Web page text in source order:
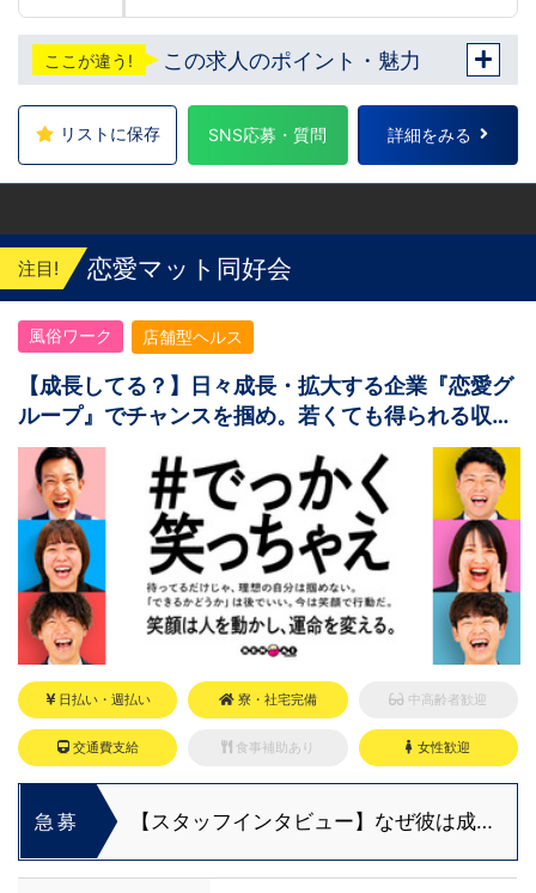
ここが違う! この求人のポイント・魅力
リストに保存 SNS応募・質問 詳細をみる
注目! 恋愛マット同好会
風俗ワーク 店舗型ヘルス
【成長してる？】日々成長・拡大する企業『恋愛グ
ループ』でチャンスを掴め。若くても得られる収入
と役職！
日払い・週払い 寮・社宅完備 中高齢者歓迎
交通費支給 食事補助あり 女性歓迎
急募
【スタッフインタビュー】なぜ彼は成長
司”の関係